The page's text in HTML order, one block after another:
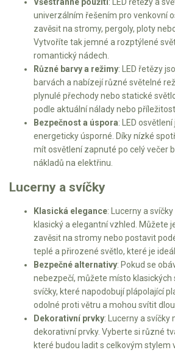
Elektrické pily
Jednoruční pily
Vyvětvovací pily
AKU zahradní technika
Aku křovinořezy a vyžínače
Aku pily
Aku sekačky
Štípačka na dřevo
VARI
VARI malotraktory
VARI multifunkční nosiče
Sněhové frézy
univerzálním řešením pro venkovní
zavěsit na stromy, pergoly, ploty
Vytvoříte tak jemné a rozptýlené
romantický nádech.
Různé barvy a režimy: LED řetězy
barvách a nabízejí různé světelné
plynulé přechody nebo statické
podle aktuální nálady nebo
Bezpečnost a úspora: LED
energeticky úsporné. Díky nízké
mít osvětlení zapnuté po celý večer
nákladů na elektřinu.
Lucerny a svíčky
Klasická elegance: Lucerny a
klasický a elegantní vzhled. Můžete
zavěsit na stromy nebo postavit
teplé a přirozené světlo, které je
Bezpečné alternativy: Pokud se
nebezpečí, můžete místo klasických
svíčky, které napodobují plápolající
odolné proti větru a mohou svítit
Dekorativní prvky: Lucerny a svíčky
dekorativní prvky. Vyberte si různé
které budou ladit s celkovým stylem